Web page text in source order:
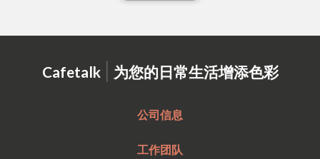
Cafetalk | 为您的日常生活增添色彩
公司信息
工作团队